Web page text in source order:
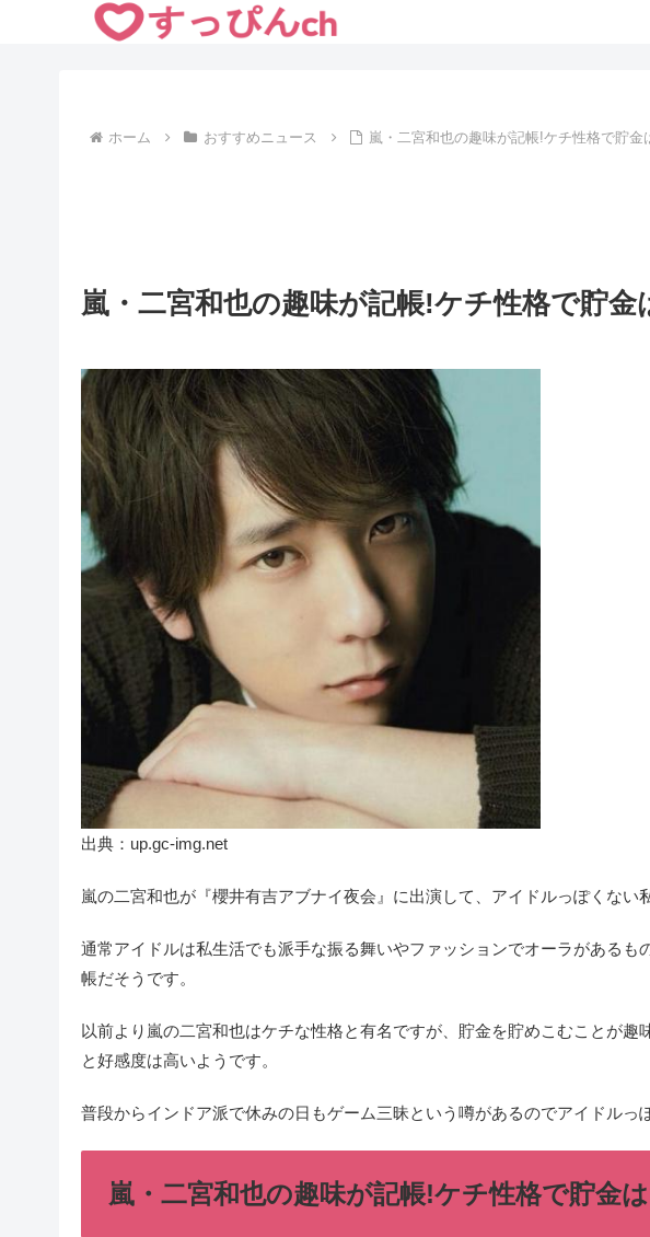
ホーム おすすめニュース 嵐・二宮和也の趣味が記帳!ケチ性格で貯金
嵐・二宮和也の趣味が記帳!ケチ性格で貯金
出典：up.gc-img.net
嵐の二宮和也が『櫻井有吉アブナイ夜会』に出演して、アイドルっぽくない
通常アイドルは私生活でも派手な振る舞いやファッションでオーラがあるも
帳だそうです。
以前より嵐の二宮和也はケチな性格と有名ですが、貯金を貯めこむことが趣
と好感度は高いようです。
普段からインドア派で休みの日もゲーム三昧という噂があるのでアイドルっ
嵐・二宮和也の趣味が記帳!ケチ性格で貯金